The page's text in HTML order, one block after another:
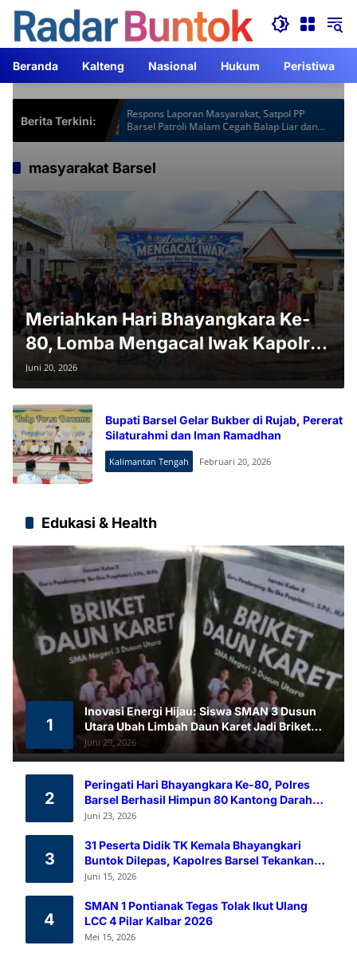
Langsung
konten
Beranda Kalteng Nasional Hukum Peristiwa
Berita Terkini:
Gardu
Lebih
Respons Laporan Masyarakat, Satpol PP
Barsel Patroli Malam Cegah Balap Liar dan
Knalpot Brong
masyarakat Barsel
Meriahkan Hari Bhayangkara Ke-
80, Lomba Mengacal Iwak Kapolres
Cup 2026 Pererat Kebersamaan
Polri dan Masyarakat
Juni 20, 2026
Bupati Barsel Gelar Bukber di Rujab, Pererat
Silaturahmi dan Iman Ramadhan
Kalimantan Tengah Februari 20, 2026
Edukasi & Health
1
Inovasi Energi Hijau: Siswa SMAN 3 Dusun
Utara Ubah Limbah Daun Karet Jadi Briket
Ramah Lingkungan
Juni 29, 2026
2
Peringati Hari Bhayangkara Ke-80, Polres
Barsel Berhasil Himpun 80 Kantong Darah
Melalui Aksi Donor Darah
Juni 23, 2026
3
31 Peserta Didik TK Kemala Bhayangkari
Buntok Dilepas, Kapolres Barsel Tekankan
Pendidikan Karakter
Juni 15, 2026
4
SMAN 1 Pontianak Tegas Tolak Ikut Ulang
LCC 4 Pilar Kalbar 2026
Mei 15, 2026